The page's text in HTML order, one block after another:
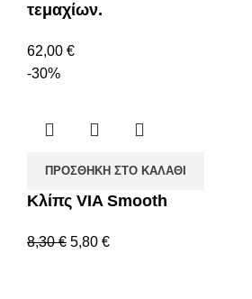
τεμαχίων.
62,00 €
-30%
ΠΡΟΣΘΉΚΗ ΣΤΟ ΚΑΛΆΘΙ
Κλίπς VIA Smooth
8,30€ 5,80 €